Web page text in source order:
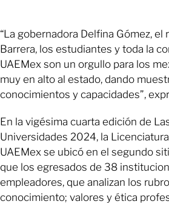
“La gobernadora Delfina Gómez, el
Barrera, los estudiantes y toda la
UAEMex son un orgullo para los
muy en alto al estado, dando
conocimientos y capacidades”,
En la vigésima cuarta edición de
Universidades 2024, la
UAEMex se ubicó en el segundo
que los egresados de 38
empleadores, que analizan los
conocimiento; valores y ética